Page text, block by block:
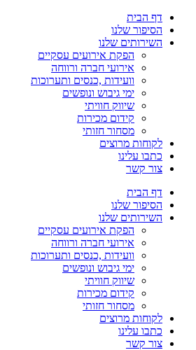
דף הבית
הסיפור שלנו
השירותים שלנו
הפקת אירועים עסקיים
אירועי חברה ורווחה
וועידות ,כנסים ותערוכות
ימי גיבוש ונופשים
שיווק חוויתי
קידום מכירות
מסחור חזותי
לקוחות מרוצים
כתבו עלינו
צור קשר
דף הבית
הסיפור שלנו
השירותים שלנו
הפקת אירועים עסקיים
אירועי חברה ורווחה
וועידות ,כנסים ותערוכות
ימי גיבוש ונופשים
שיווק חוויתי
קידום מכירות
מסחור חזותי
לקוחות מרוצים
כתבו עלינו
צור קשר